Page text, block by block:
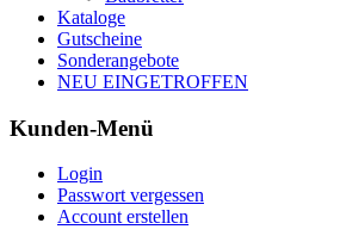
Kataloge
Gutscheine
Sonderangebote
NEU EINGETROFFEN
Kunden-Menü
Login
Passwort vergessen
Account erstellen